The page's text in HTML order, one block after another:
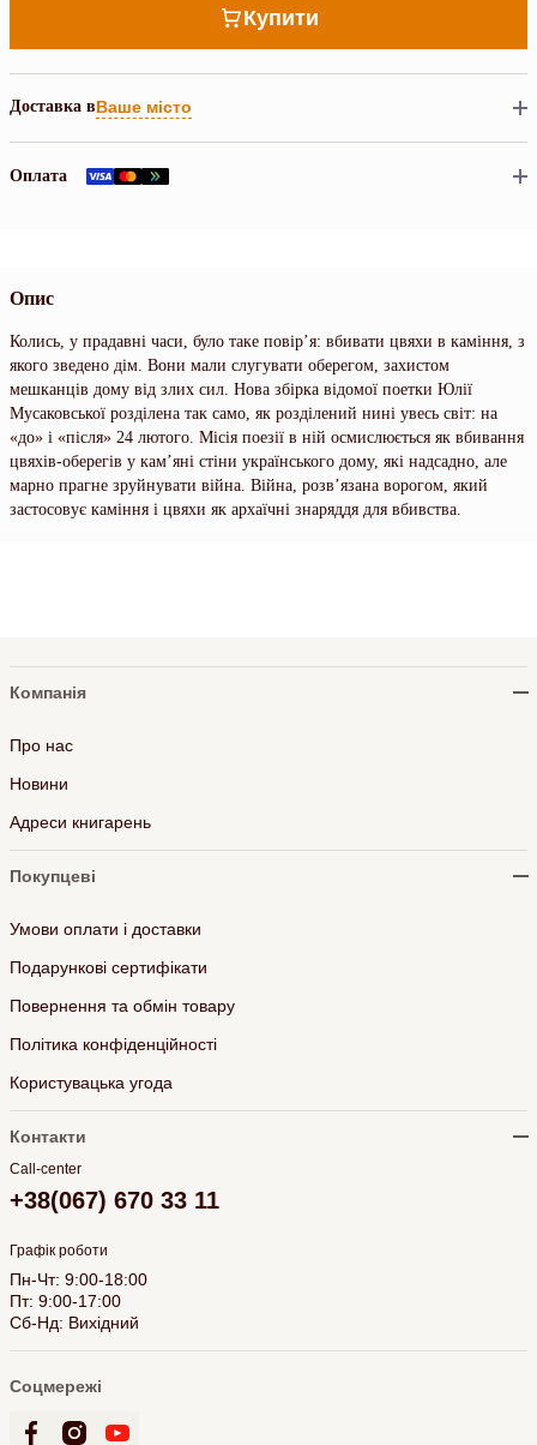
Купити
Доставка вВаше місто
Оплата
Опис
Колись, у прадавні часи, було таке повір’я: вбивати цвяхи в каміння, з
якого зведено дім. Вони мали слугувати оберегом, захистом
мешканців дому від злих сил. Нова збірка відомої поетки Юлії
Мусаковської розділена так само, як розділений нині увесь світ: на
«до» і «після» 24 лютого. Місія поезії в ній осмислюється як вбивання
цвяхів-оберегів у кам’яні стіни українського дому, які надсадно, але
марно прагне зруйнувати війна. Війна, розв’язана ворогом, який
застосовує каміння і цвяхи як архаїчні знаряддя для вбивства.
Компанія
Про нас
Новини
Адреси книгарень
Покупцеві
Умови оплати і доставки
Подарункові сертифікати
Повернення та обмін товару
Політика конфіденційності
Користувацька угода
Контакти
Call-center
+38(067) 670 33 11
Графік роботи
Пн-Чт: 9:00-18:00
Пт: 9:00-17:00
Сб-Нд: Вихідний
Соцмережі